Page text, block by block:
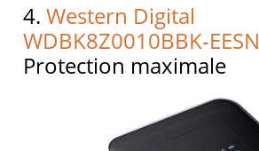
4.Western Digital
WDBK8Z0010BBK-EESN
Protection maximale